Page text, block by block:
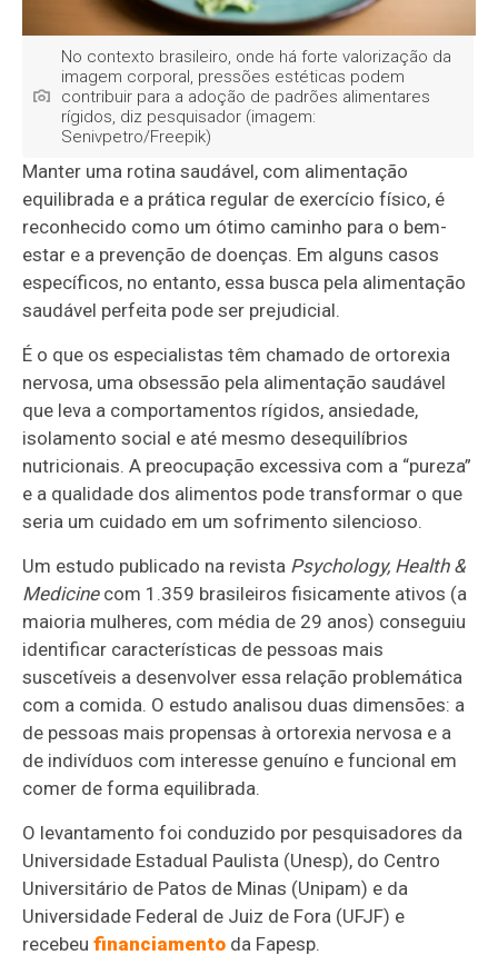
No contexto brasileiro, onde há forte valorização da
imagem corporal, pressões estéticas podem
contribuir para a adoção de padrões alimentares
rígidos, diz pesquisador (imagem:
Senivpetro/Freepik)
Manter uma rotina saudável, com alimentação
equilibrada e a prática regular de exercício físico, é
reconhecido como um ótimo caminho para o bem-
estar e a prevenção de doenças. Em alguns casos
específicos, no entanto, essa busca pela alimentação
saudável perfeita pode ser prejudicial.
É o que os especialistas têm chamado de ortorexia
nervosa, uma obsessão pela alimentação saudável
que leva a comportamentos rígidos, ansiedade,
isolamento social e até mesmo desequilíbrios
nutricionais. A preocupação excessiva com a “pureza”
e a qualidade dos alimentos pode transformar o que
seria um cuidado em um sofrimento silencioso.
Um estudo publicado na revista Psychology, Health &
Medicinecom 1.359 brasileiros fisicamente ativos (a
maioria mulheres, com média de 29 anos) conseguiu
identificar características de pessoas mais
suscetíveis a desenvolver essa relação problemática
com a comida. O estudo analisou duas dimensões: a
de pessoas mais propensas à ortorexia nervosa e a
de indivíduos com interesse genuíno e funcional em
comer de forma equilibrada.
O levantamento foi conduzido por pesquisadores da
Universidade Estadual Paulista (Unesp), do Centro
Universitário de Patos de Minas (Unipam) e da
Universidade Federal de Juiz de Fora (UFJF) e
recebeufinanciamento da Fapesp.